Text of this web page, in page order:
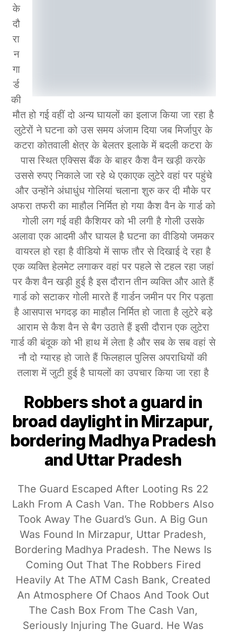
के
दौ
रा
न
गा
र्ड
की
मौत हो गई वहीं दो अन्य घायलों का इलाज किया जा रहा है
लुटेरों ने घटना को उस समय अंजाम दिया जब मिर्जापुर के
कटरा कोतवाली क्षेत्र के बेलतर इलाके में बदली कटरा के
पास स्थित एक्सिस बैंक के बाहर कैश वैन खड़ी करके
उससे रुपए निकाले जा रहे थे एकाएक लुटेरे वहां पर पहुंचे
और उन्होंने अंधाधुंध गोलियां चलाना शुरु कर दी मौके पर
अफरा तफरी का माहौल निर्मित हो गया कैश वैन के गार्ड को
गोली लग गई वही कैशियर को भी लगी है गोली उसके
अलावा एक आदमी और घायल है घटना का वीडियो जमकर
वायरल हो रहा है वीडियो में साफ तौर से दिखाई दे रहा है
एक व्यक्ति हेलमेट लगाकर वहां पर पहले से टहल रहा जहां
पर कैश वैन खड़ी हुई है इस दौरान तीन व्यक्ति और आते हैं
गार्ड को सटाकर गोली मारते हैं गार्डन जमीन पर गिर पड़ता
है आसपास भगदड़ का माहौल निर्मित हो जाता है लुटेरे बड़े
आराम से कैश वैन से बैग उठाते हैं इसी दौरान एक लुटेरा
गार्ड की बंदूक को भी हाथ में लेता है और सब के सब वहां से
नौ दो ग्यारह हो जाते हैं फिलहाल पुलिस अपराधियों की
तलाश में जुटी हुई है घायलों का उपचार किया जा रहा है
Robbers shot a guard in
broad daylight in Mirzapur,
bordering Madhya Pradesh
and Uttar Pradesh
The Guard Escaped After Looting Rs 22
Lakh From A Cash Van. The Robbers Also
Took Away The Guard’s Gun. A Big Gun
Was Found In Mirzapur, Uttar Pradesh,
Bordering Madhya Pradesh. The News Is
Coming Out That The Robbers Fired
Heavily At The ATM Cash Bank, Created
An Atmosphere Of Chaos And Took Out
The Cash Box From The Cash Van,
Seriously Injuring The Guard. He Was